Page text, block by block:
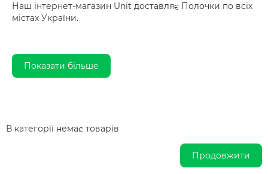
Наш інтернет-магазин Unit доставляє Полочки по всіх
містах України.
Показати більше
В категорії немає товарів
Продовжити